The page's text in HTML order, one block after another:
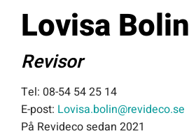
Om oss
Tips & Nyheter
Gratis kunskap
Lovisa Bolin
Revisor
Tel: 08-54 54 25 14
E-post: Lovisa.bolin@revideco.se
På Revideco sedan 2021